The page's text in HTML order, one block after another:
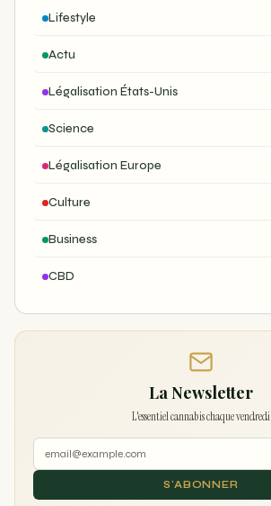
Lifestyle
Actu
Légalisation États-Unis
Science
Légalisation Europe
Culture
Business
CBD
La Newsletter
L'essentiel cannabis chaque vendredi
S'ABONNER